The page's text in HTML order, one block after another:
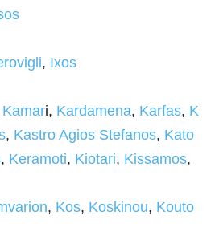
, Ixos
Kamari, Kardamena, Karfas, K
, Kastro Agios Stefanos, Kato
, Keramoti, Kiotari, Kissamos,
, Kos, Koskinou, Kouto